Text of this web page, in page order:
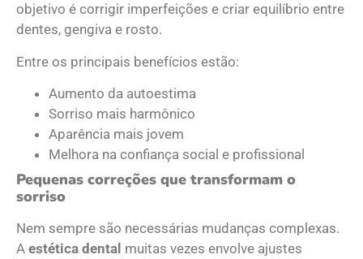
objetivo é corrigir imperfeições e criar equilíbrio entre
dentes, gengiva e rosto.
Entre os principais benefícios estão:
Aumento da autoestima
Sorriso mais harmônico
Aparência mais jovem
Melhora na confiança social e profissional
Pequenas correções que transformam o
sorriso
Nem sempre são necessárias mudanças complexas.
A estética dental muitas vezes envolve ajustes